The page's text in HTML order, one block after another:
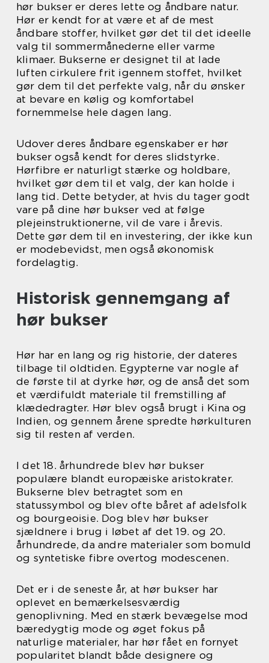
hør bukser er deres lette og åndbare natur.
Hør er kendt for at være et af de mest
åndbare stoffer, hvilket gør det til det ideelle
valg til sommermånederne eller varme
klimaer. Bukserne er designet til at lade
luften cirkulere frit igennem stoffet, hvilket
gør dem til det perfekte valg, når du ønsker
at bevare en kølig og komfortabel
fornemmelse hele dagen lang.
Udover deres åndbare egenskaber er hør
bukser også kendt for deres slidstyrke.
Hørfibre er naturligt stærke og holdbare,
hvilket gør dem til et valg, der kan holde i
lang tid. Dette betyder, at hvis du tager godt
vare på dine hør bukser ved at følge
plejeinstruktionerne, vil de vare i årevis.
Dette gør dem til en investering, der ikke kun
er modebevidst, men også økonomisk
fordelagtig.
Historisk gennemgang af
hør bukser
Hør har en lang og rig historie, der dateres
tilbage til oldtiden. Egypterne var nogle af
de første til at dyrke hør, og de anså det som
et værdifuldt materiale til fremstilling af
klædedragter. Hør blev også brugt i Kina og
Indien, og gennem årene spredte hørkulturen
sig til resten af verden.
I det 18. århundrede blev hør bukser
populære blandt europæiske aristokrater.
Bukserne blev betragtet som en
statussymbol og blev ofte båret af adelsfolk
og bourgeoisie. Dog blev hør bukser
sjældnere i brug i løbet af det 19. og 20.
århundrede, da andre materialer som bomuld
og syntetiske fibre overtog modescenen.
Det er i de seneste år, at hør bukser har
oplevet en bemærkelsesværdig
genoplivning. Med en stærk bevægelse mod
bæredygtig mode og øget fokus på
naturlige materialer, har hør fået en fornyet
popularitet blandt både designere og